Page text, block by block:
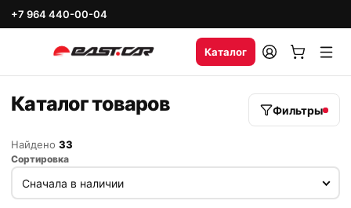
+7 964 440-00-04
Каталог
Каталог товаров Фильтры
Найдено 33
Сортировка